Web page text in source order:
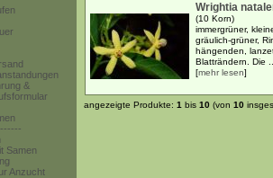
&
Samen
Anzucht
Wrightia
(10 Korn)
immergrüner,
gräulich-grüner,
hängenden,
Blatträndern. Die
[mehr lesen]
angezeigte Produkte: 1 bis 10 (von 10